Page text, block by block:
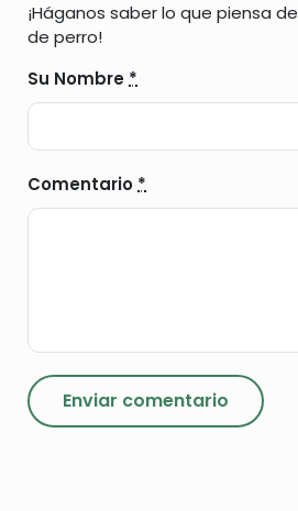
¡Háganos saber lo que piensa de
de perro!
Su Nombre *
Comentario *